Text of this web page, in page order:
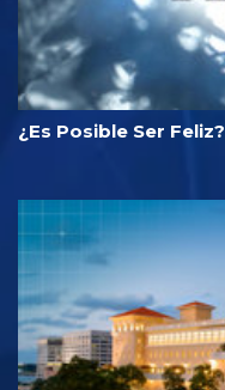
¿Es Posible Ser Feliz?